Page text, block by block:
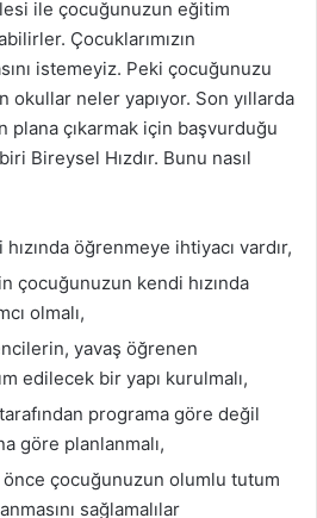
ile çocuğunuzun eğitim
Çocuklarımızın
istemeyiz. Peki çocuğunuzu
okullar neler yapıyor. Son yıllarda
plana çıkarmak için başvurduğu
Bireysel Hızdır. Bunu nasıl
öğrenmeye ihtiyacı vardır,
çocuğunuzun kendi hızında
olmalı,
yavaş öğrenen
edilecek bir yapı kurulmalı,
programa göre değil
göre planlanmalı,
çocuğunuzun olumlu tutum
sağlamalılar